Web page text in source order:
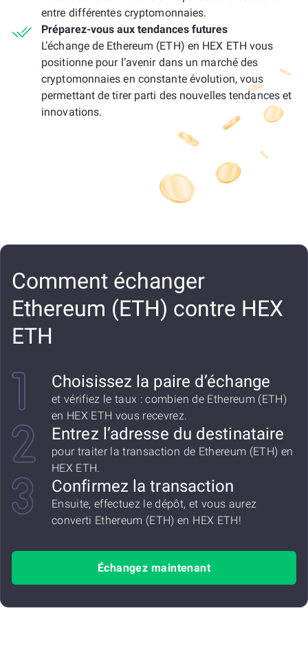
entre différentes cryptomonnaies.
Préparez-vous aux tendances futures
L’échange de Ethereum (ETH) en HEX ETH vous
positionne pour l’avenir dans un marché des
cryptomonnaies en constante évolution, vous
permettant de tirer parti des nouvelles tendances et
innovations.
Comment échanger
Ethereum (ETH) contre HEX
ETH
Choisissez la paire d’échange
et vérifiez le taux : combien de Ethereum (ETH)
en HEX ETH vous recevrez.
Entrez l’adresse du destinataire
pour traiter la transaction de Ethereum (ETH) en
HEX ETH.
Confirmez la transaction
Ensuite, effectuez le dépôt, et vous aurez
converti Ethereum (ETH) en HEX ETH!
Échangez maintenant